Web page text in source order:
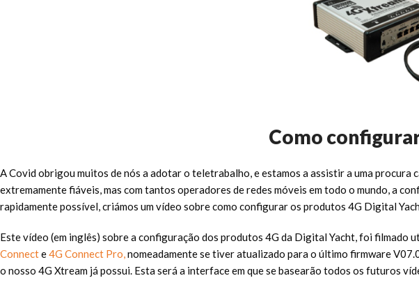
Como
A Covid obrigou muitos de nós a adotar o teletrabalho, e estamos a assistir a uma
extremamente fiáveis, mas com tantos operadores de redes móveis em todo o mundo, a
rapidamente possível, criámos um vídeo sobre como configurar os produtos 4G Digital
Este vídeo (em inglês) sobre a configuração dos produtos 4G da Digital Yacht, foi filmado
Connecte4G Connect Pro,nomeadamente se tiver atualizado para o último firmware
o nosso 4G Xtream já possui. Esta será a interface em que se basearão todos os futuros